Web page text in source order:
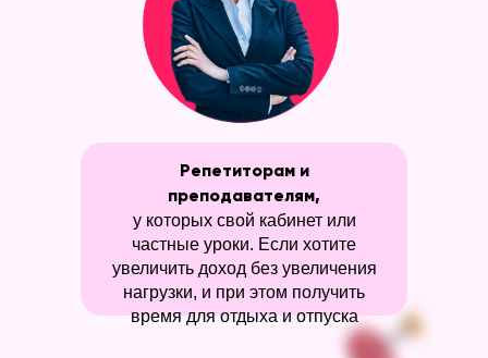
Репетиторам и
преподавателям,
у которых свой кабинет или
частные уроки. Если хотите
увеличить доход без увеличения
нагрузки, и при этом получить
время для отдыха и отпуска